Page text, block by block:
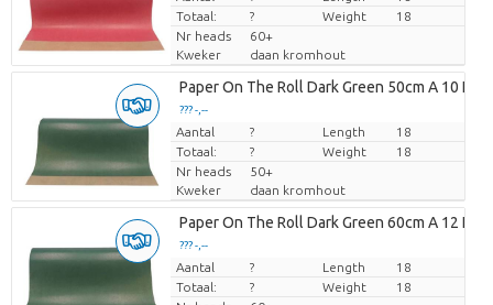
Totaal:
? Weight
18
Nr heads
60+
Kweker
daan kromhout
Paper On The Roll Dark Green 50cm A 10 Kilo
??? -,--
Prijs per stuk
Aantal ? Length
18
Totaal:
? Weight
18
Nr heads
50+
Kweker
daan kromhout
Paper On The Roll Dark Green 60cm A 12 Kilo
??? -,--
Prijs per stuk
Aantal ? Length
18
Totaal:
? Weight
18